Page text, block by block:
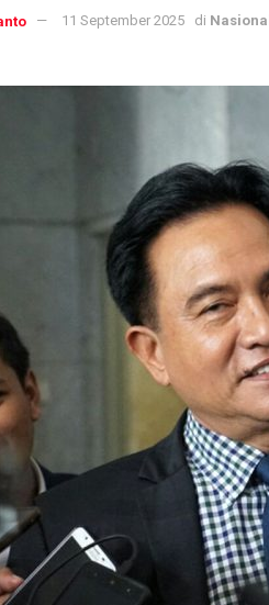
11 September 2025 di Nasional